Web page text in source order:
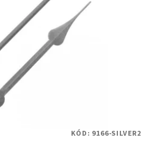
KÓD: 9166-SILVER2